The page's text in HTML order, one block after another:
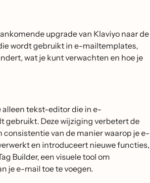
upgrade van Klaviyo naar de
wordt gebruikt in e-mailtemplates,
wat je kunt verwachten en hoe je
alleen tekst-editor die in e-
gebruikt. Deze wijziging verbetert de
consistentie van de manier waarop je e-
en introduceert nieuwe functies,
Builder, een visuele tool om
je e-mail toe te voegen.